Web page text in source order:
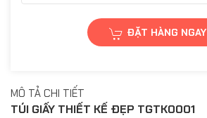
ĐẶT HÀNG NGAY
MÔ TẢ CHI TIẾT
TÚI GIẤY THIẾT KẾ ĐẸP TGTK0001